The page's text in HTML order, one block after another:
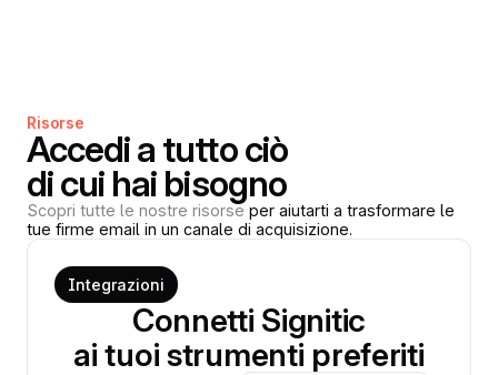
Risorse
Accedi a tutto ciò
di cui hai bisogno
Scopri tutte le nostre risorse per aiutarti a trasformare le
tue firme email in un canale di acquisizione.
Integrazioni
Connetti Signitic
ai tuoi strumenti preferiti